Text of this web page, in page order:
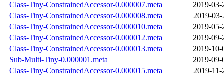
Class-Tiny-ConstrainedAccessor-0.000007.meta
2019-03-
Class-Tiny-ConstrainedAccessor-0.000008.meta
2019-
Class-Tiny-ConstrainedAccessor-0.000010.meta
2019-05-
Class-Tiny-ConstrainedAccessor-0.000012.meta
2019-09-
Class-Tiny-ConstrainedAccessor-0.000013.meta
2019-10-
Sub-Multi-Tiny-0.000001.meta
2019-09-
Class-Tiny-ConstrainedAccessor-0.000015.meta
2019-